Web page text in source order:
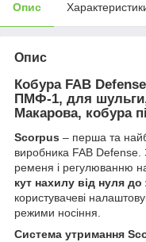
Опис
Опис
Кобура FAB
ПМФ-1, для шульги,
Макарова, кобура
Scorpus – перша та
виробника FAB
ременя і регулюванню
кут нахилу від нуля до
користувачеві
режими носіння.
Система утримання